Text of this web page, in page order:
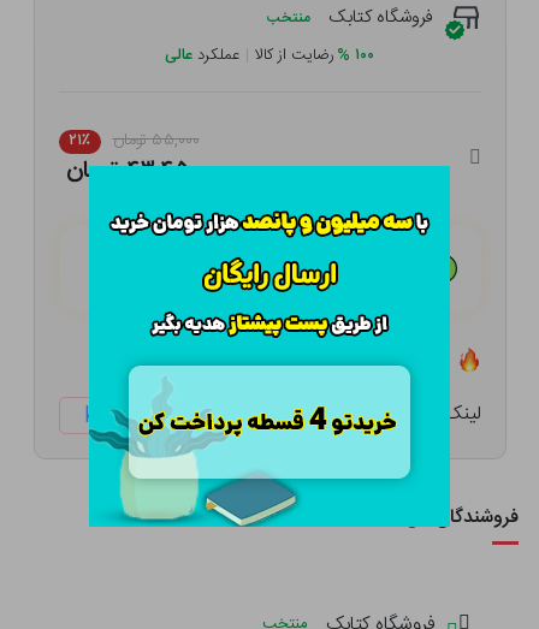
فروشگاه کتابک منتخب
۱۰۰ %رضایت از کالا | عملکرد عالی
۵۵,۰۰۰ تومان ۲۱٪
۴۳,۴۵۰ تومان
هـر قسط با تــرب‌پــی:
لینک کوتاه: ketabtala.com/sbp-41451
فروشندگان این کالا